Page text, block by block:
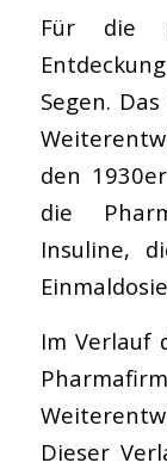
Für die
Segen.
den
die
Insuline,
Im Verlauf
Dieser